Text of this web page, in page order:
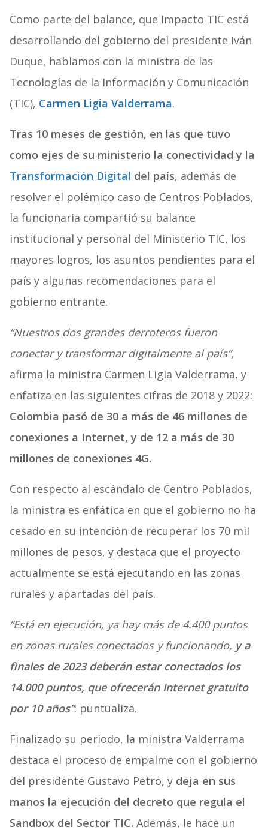
Como parte del balance, que Impacto TIC está
desarrollando del gobierno del presidente Iván
Duque, hablamos con la ministra de las
Tecnologías de la Información y Comunicación
(TIC), Carmen Ligia Valderrama.
Tras 10 meses de gestión, en las que tuvo
como ejes de su ministerio la conectividad y la
Transformación Digital del país, además de
resolver el polémico caso de Centros Poblados,
la funcionaria compartió su balance
institucional y personal del Ministerio TIC, los
mayores logros, los asuntos pendientes para el
país y algunas recomendaciones para el
gobierno entrante.
“Nuestros dos grandes derroteros fueron
conectar y transformar digitalmente al país”,
afirma la ministra Carmen Ligia Valderrama, y
enfatiza en las siguientes cifras de 2018 y 2022:
Colombia pasó de 30 a más de 46 millones de
conexiones a Internet, y de 12 a más de 30
millones de conexiones 4G.
Con respecto al escándalo de Centro Poblados,
la ministra es enfática en que el gobierno no ha
cesado en su intención de recuperar los 70 mil
millones de pesos, y destaca que el proyecto
actualmente se está ejecutando en las zonas
rurales y apartadas del país.
“Está en ejecución, ya hay más de 4.400 puntos
en zonas rurales conectados y funcionando, y a
finales de 2023 deberán estar conectados los
14.000 puntos, que ofrecerán Internet gratuito
por 10 años”: puntualiza.
Finalizado su periodo, la ministra Valderrama
destaca el proceso de empalme con el gobierno
del presidente Gustavo Petro, y deja en sus
manos la ejecución del decreto que regula el
Sandbox del Sector TIC. Además, le hace un